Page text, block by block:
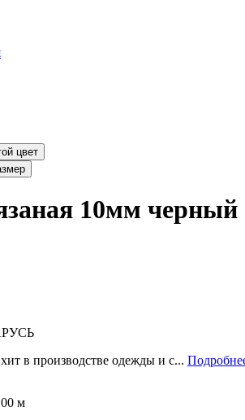
Выбрать другой цвет
10мм черный
в производстве одежды и с...
м